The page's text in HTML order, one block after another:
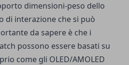
dimensioni-peso dello
di interazione che si può
da sapere è che i
possono essere basati su
come gli OLED/AMOLED